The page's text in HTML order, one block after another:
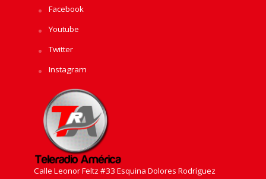
Facebook
Youtube
Twitter
Instagram
Calle Leonor Feltz #33 Esquina Dolores Rodríguez